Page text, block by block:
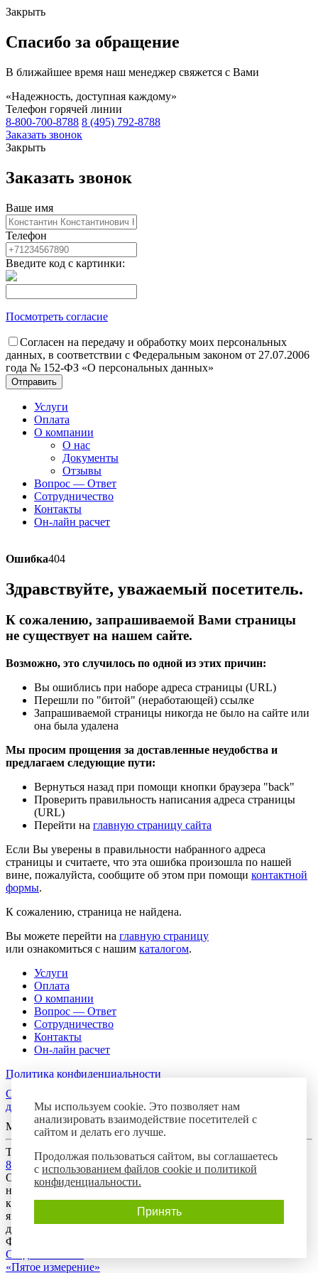
Закрыть
Спасибо за обращение
В ближайшее время наш менеджер свяжется с Вами
«Надежность, доступная каждому»
Телефон горячей линии
8-800-700-8788 8 (495) 792-8788
Заказать звонок
Закрыть
Заказать звонок
Ваше имя
Телефон
Введите код с картинки:
Посмотреть согласие
Согласен на передачу и обработку моих персональных
данных, в соответствии с Федеральным законом от 27.07.2006
года № 152-ФЗ «О персональных данных»
Отправить
Услуги
Оплата
О компании
О нас
Документы
Отзывы
Вопрос — Ответ
Сотрудничество
Контакты
Он-лайн расчет
Ошибка404
Здравствуйте, уважаемый посетитель.
К сожалению, запрашиваемой Вами страницы
не существует на нашем сайте.
Возможно, это случилось по одной из этих причин:
Вы ошиблись при наборе адреса страницы (URL)
Перешли по "битой" (неработающей) ссылке
Запрашиваемой страницы никогда не было на сайте или
она была удалена
Мы просим прощения за доставленные неудобства и
предлагаем следующие пути:
Вернуться назад при помощи кнопки браузера "back"
Проверить правильность написания адреса страницы
(URL)
Перейти на главную страницу сайта
Если Вы уверены в правильности набранного адреса
страницы и считаете, что эта ошибка произошла по нашей
вине, пожалуйста, сообщите об этом при помощи контактной
формы.
К сожалению, страница не найдена.
Вы можете перейти на главную страницу
или ознакомиться с нашим каталогом.
Услуги
Оплата
О компании
Вопрос — Ответ
Сотрудничество
Контакты
Он-лайн расчет
Политика конфиденциальности
Согласие посетителя сайта на обработку персональных
данных
Мы в соцсетях
Телефон горячей линии
8-800-700-8788
Обращаем Ваше внимание на то, что данный интернет-сайт
носит исключительно информационный характер и ни при
каких условиях предложения, размещенные на нем, не
являются публичной офертой, определяемой положениями
действующего гражданского законодательства Российской
Федерации.
Создание сайта:
«Пятое измерение»
Мы используем cookie. Это позволяет нам
анализировать взаимодействие посетителей с
сайтом и делать его лучше.
Продолжая пользоваться сайтом, вы соглашаетесь
с использованием файлов cookie и политикой
конфиденциальности.
Принять